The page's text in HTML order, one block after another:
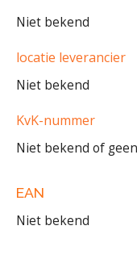
Niet bekend
locatie leverancier
Niet bekend
KvK-nummer
Niet bekend of
EAN
Niet bekend